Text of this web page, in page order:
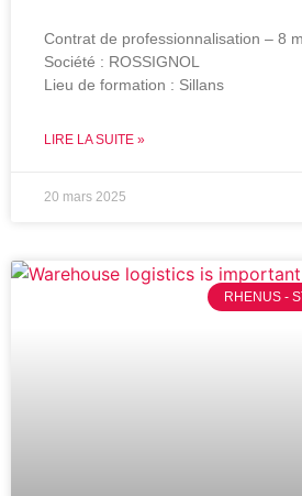
Contrat de professionnalisation – 8
Société : ROSSIGNOL
Lieu de formation : Sillans
LIRE LA SUITE »
20 mars 2025
RHENUS -